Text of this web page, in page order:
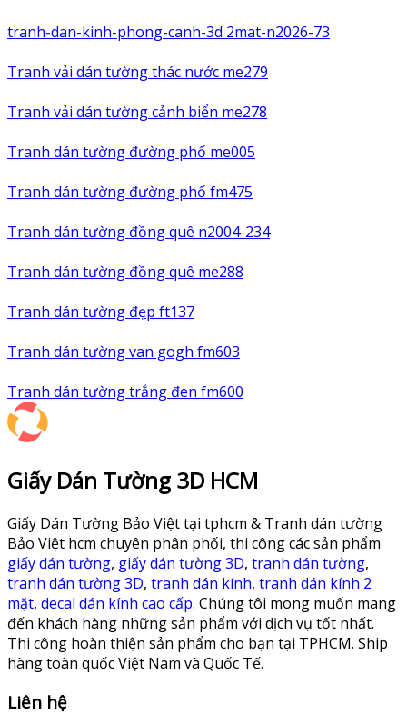
tranh-dan-kinh-phong-canh-3d 2mat-n2026-73
Tranh vải dán tường thác nước me279
Tranh vải dán tường cảnh biển me278
Tranh dán tường đường phố me005
Tranh dán tường đường phố fm475
Tranh dán tường đồng quê n2004-234
Tranh dán tường đồng quê me288
Tranh dán tường đẹp ft137
Tranh dán tường van gogh fm603
Tranh dán tường trắng đen fm600
Giấy Dán Tường 3D HCM
Giấy Dán Tường Bảo Việt tại tphcm & Tranh dán tường
Bảo Việt hcm chuyên phân phối, thi công các sản phẩm
giấy dán tường, giấy dán tường 3D, tranh dán tường,
tranh dán tường 3D, tranh dán kính, tranh dán kính 2
mặt, decal dán kính cao cấp. Chúng tôi mong muốn mang
đến khách hàng những sản phẩm với dịch vụ tốt nhất.
Thi công hoàn thiện sản phẩm cho bạn tại TPHCM. Ship
hàng toàn quốc Việt Nam và Quốc Tế.
Liên hệ